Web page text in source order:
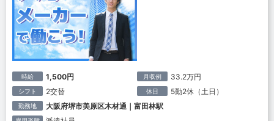
時給 1,500円 月収例 33.2万円
シフト 2交替 休日 5勤2休（土日）
勤務地 大阪府堺市美原区木材通｜富田林駅